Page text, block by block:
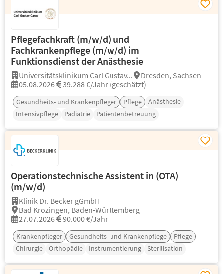
Pflegefachkraft (m/w/d) und
Fachkrankenpflege (m/w/d) im
Funktionsdienst der Anästhesie
Universitätsklinikum Carl Gustav...
Dresden, Sachsen
05.08.2026
39.288 €/Jahr (geschätzt)
Gesundheits- und Krankenpfleger Pflege
Anästhesie
Intensivpflege
Pädiatrie Patientenbetreuung
Operationstechnische Assistent in (OTA)
(m/w/d)
Klinik Dr. Becker gGmbH
Bad Krozingen, Baden-Württemberg
27.07.2026
90.000 €/Jahr
Krankenpfleger Gesundheits- und Krankenpflege
Pflege
Chirurgie
Orthopädie Instrumentierung Sterilisation